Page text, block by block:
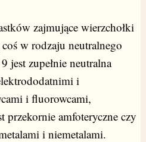
zajmujące wierzchołki
w rodzaju neutralnego
jest zupełnie neutralna
i
i fluorowcami,
amfoteryczne czy
i niemetalami.